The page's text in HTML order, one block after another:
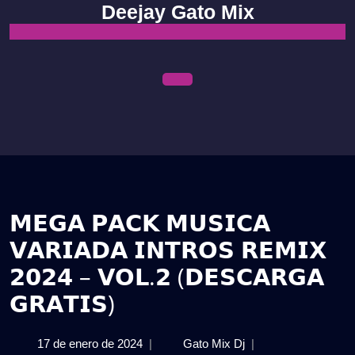
content
Deejay Gato Mix
𝗠𝗘𝗚𝗔 𝗣𝗔𝗖𝗞 𝗠𝗨𝗦𝗜𝗖𝗔
𝗩𝗔𝗥𝗜𝗔𝗗𝗔 𝗜𝗡𝗧𝗥𝗢𝗦 𝗥𝗘𝗠𝗜𝗫
𝟮𝟬𝟮𝟰 – 𝗩𝗢𝗟.𝟮 (𝗗𝗘𝗦𝗖𝗔𝗥𝗚𝗔
𝗚𝗥𝗔𝗧𝗜𝗦)
17 de enero de 202417| Gato Mix Dj𝗠𝗘𝗚𝗔
|